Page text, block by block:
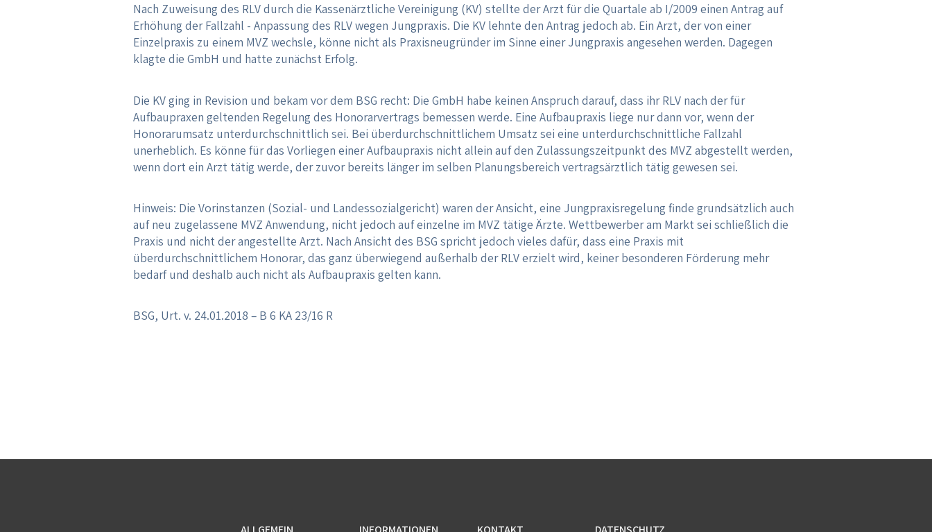
Nach Zuweisung des RLV durch die Kassenärztliche Vereinigung (KV) stellte der Arzt für die Quartale ab I/2009 einen Antrag auf
Erhöhung der Fallzahl - Anpassung des RLV wegen Jungpraxis. Die KV lehnte den Antrag jedoch ab. Ein Arzt, der von einer
Einzelpraxis zu einem MVZ wechsle, könne nicht als Praxisneugründer im Sinne einer Jungpraxis angesehen werden. Dagegen
klagte die GmbH und hatte zunächst Erfolg.
Die KV ging in Revision und bekam vor dem BSG recht: Die GmbH habe keinen Anspruch darauf, dass ihr RLV nach der für
Aufbaupraxen geltenden Regelung des Honorarvertrags bemessen werde. Eine Aufbaupraxis liege nur dann vor, wenn der
Honorarumsatz unterdurchschnittlich sei. Bei überdurchschnittlichem Umsatz sei eine unterdurchschnittliche Fallzahl
unerheblich. Es könne für das Vorliegen einer Aufbaupraxis nicht allein auf den Zulassungszeitpunkt des MVZ abgestellt werden,
wenn dort ein Arzt tätig werde, der zuvor bereits länger im selben Planungsbereich vertragsärztlich tätig gewesen sei.
Hinweis: Die Vorinstanzen (Sozial- und Landessozialgericht) waren der Ansicht, eine Jungpraxisregelung finde grundsätzlich auch
auf neu zugelassene MVZ Anwendung, nicht jedoch auf einzelne im MVZ tätige Ärzte. Wettbewerber am Markt sei schließlich die
Praxis und nicht der angestellte Arzt. Nach Ansicht des BSG spricht jedoch vieles dafür, dass eine Praxis mit
überdurchschnittlichem Honorar, das ganz überwiegend außerhalb der RLV erzielt wird, keiner besonderen Förderung mehr
bedarf und deshalb auch nicht als Aufbaupraxis gelten kann.
BSG, Urt. v. 24.01.2018 – B 6 KA 23/16 R